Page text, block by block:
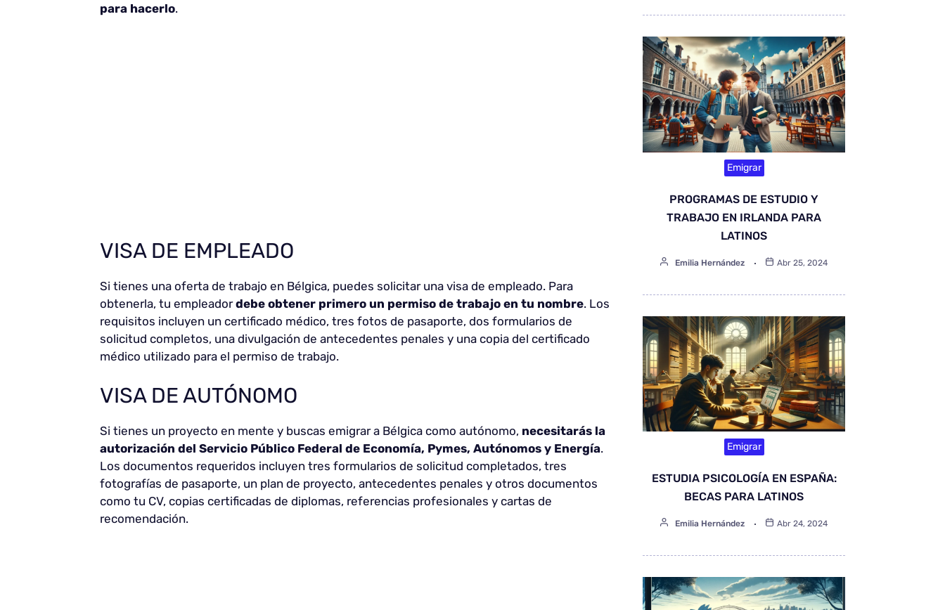
para hacerlo.
VISA DE EMPLEADO
Si tienes una oferta de trabajo en Bélgica, puedes solicitar una visa de empleado. Para
obtenerla, tu empleadordebe obtener primero un permiso de trabajo en tu nombre. Los
requisitos incluyen un certificado médico, tres fotos de pasaporte, dos formularios de
solicitud completos, una divulgación de antecedentes penales y una copia del certificado
médico utilizado para el permiso de trabajo.
VISA DE AUTÓNOMO
Si tienes un proyecto en mente y buscas emigrar a Bélgica como autónomo, necesitarás la
autorización del Servicio Público Federal de Economía, Pymes, Autónomos y Energía.
Los documentos requeridos incluyen tres formularios de solicitud completados, tres
fotografías de pasaporte, un plan de proyecto, antecedentes penales y otros documentos
como tu CV, copias certificadas de diplomas, referencias profesionales y cartas de
recomendación.
Emigrar
PROGRAMAS DE ESTUDIO Y
TRABAJO EN IRLANDA PARA
LATINOS
Emilia Hernández Abr 25, 2024
Emigrar
ESTUDIA PSICOLOGÍA EN ESPAÑA:
BECAS PARA LATINOS
Emilia Hernández Abr 24, 2024